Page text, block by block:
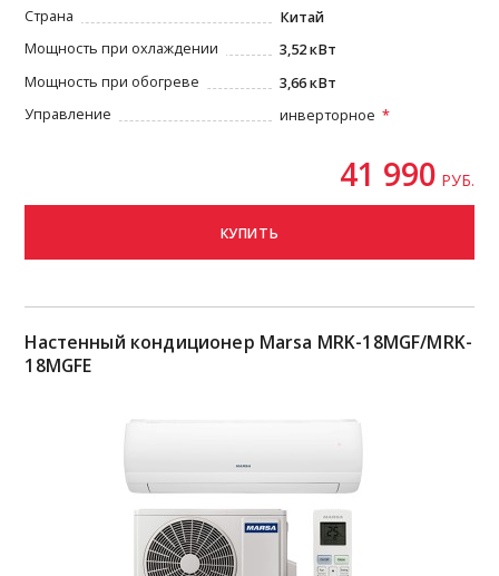
Страна
Китай
Мощность при охлаждении
3,52 кВт
Мощность при обогреве
3,66 кВт
Управление
инверторное
41 990 РУБ.
КУПИТЬ
Настенный кондиционер Marsa MRK-18MGF/MRK-
18MGFE